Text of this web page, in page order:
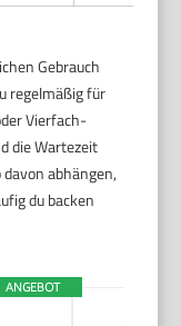
Gebrauch
regelmäßig für
Vierfach-
die Wartezeit
abhängen,
du backen
ANGEBOT